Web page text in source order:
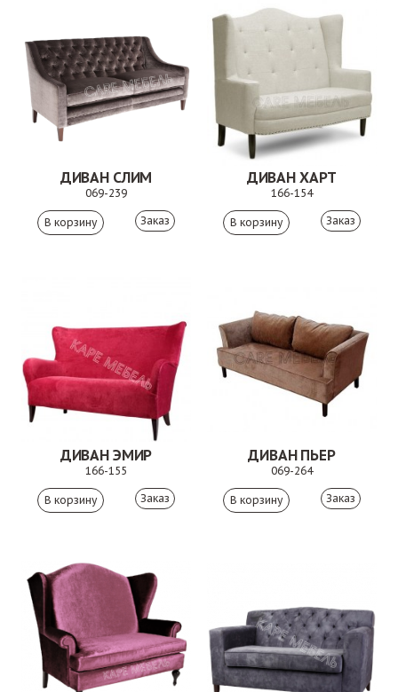
ДИВАН СЛИМ
069-239
Заказ
ДИВАН ХАРТ
166-154
Заказ
ДИВАН ЭМИР
166-155
Заказ
ДИВАН ПЬЕР
069-264
Заказ